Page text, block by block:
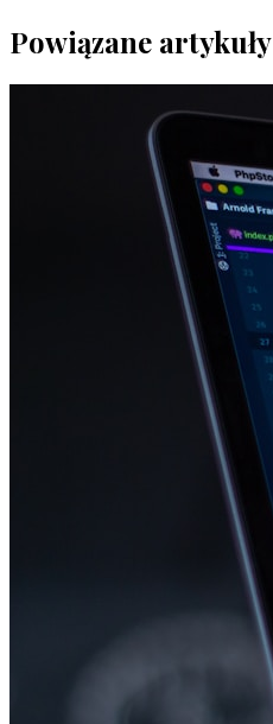
Powiązane artykuły